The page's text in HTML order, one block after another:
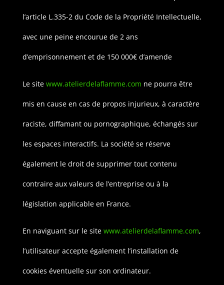
l’article L.335-2 du Code de la Propriété Intellectuelle,
avec une peine encourue de 2 ans
d’emprisonnement et de 150 000€ d’amende
Le site www.atelierdelaflamme.com ne pourra être
mis en cause en cas de propos injurieux, à caractère
raciste, diffamant ou pornographique, échangés sur
les espaces interactifs. La société se réserve
également le droit de supprimer tout contenu
contraire aux valeurs de l’entreprise ou à la
législation applicable en France.
En naviguant sur le site www.atelierdelaflamme.com,
l’utilisateur accepte également l’installation de
cookies éventuelle sur son ordinateur.